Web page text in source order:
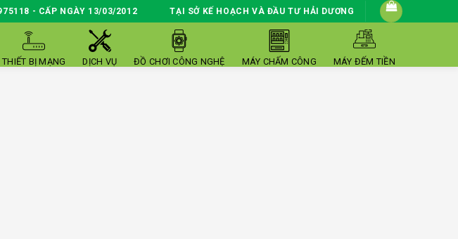
- CẤP NGÀY 13/03/2012 TẠI SỞ KẾ HOẠCH VÀ ĐẦU TƯ HẢI DƯƠNG
THIẾT BỊ MẠNG DỊCH VỤ ĐỒ CHƠI CÔNG NGHỆ MÁY CHẤM CÔNG MÁY ĐẾM TIỀN